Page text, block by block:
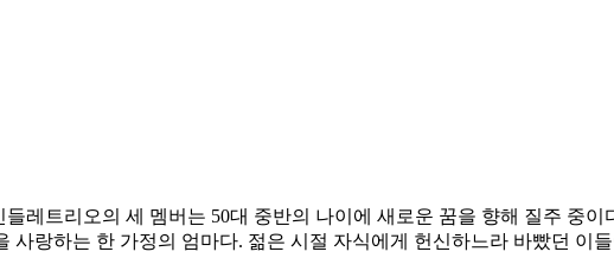
레트리오의 세 멤버는 50대 중반의 나이에 새로운 꿈을 향해 질주 중
사랑하는 한 가정의 엄마다. 젊은 시절 자식에게 헌신하느라 바빴던 이